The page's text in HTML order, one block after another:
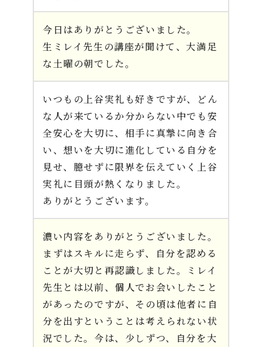
今日はありがとうございました。
生ミレイ先生の講座が聞けて、大満足
な土曜の朝でした。
いつもの上谷実礼も好きですが、どん
な人が来ているか分からない中でも安
全安心を大切に、相手に真摯に向き合
い、想いを大切に進化している自分を
見せ、臆せずに限界を伝えていく上谷
実礼に目頭が熱くなりました。
ありがとうございます。
濃い内容をありがとうございました。
まずはスキルに走らず、自分を認める
ことが大切と再認識しました。ミレイ
先生とは以前、個人でお会いしたこと
があったのですが、その頃は他者に自
分を出すということは考えられない状
況でした。今は、少しずつ、自分を大